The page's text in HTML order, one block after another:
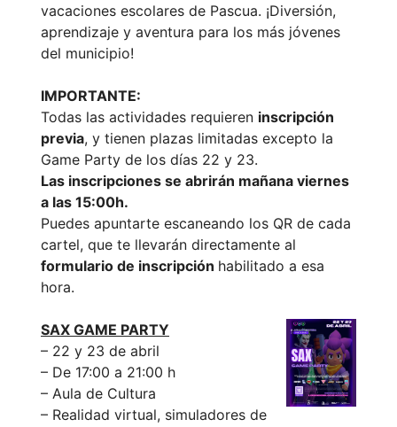
vacaciones escolares de Pascua. ¡Diversión,
aprendizaje y aventura para los más jóvenes
del municipio!
IMPORTANTE:
Todas las actividades requieren inscripción
previa, y tienen plazas limitadas excepto la
Game Party de los días 22 y 23.
Las inscripciones se abrirán mañana viernes
a las 15:00h.
Puedes apuntarte escaneando los QR de cada
cartel, que te llevarán directamente al
formulario de inscripción habilitado a esa
hora.
SAX GAME PARTY
– 22 y 23 de abril
– De 17:00 a 21:00 h
– Aula de Cultura
– Realidad virtual, simuladores de